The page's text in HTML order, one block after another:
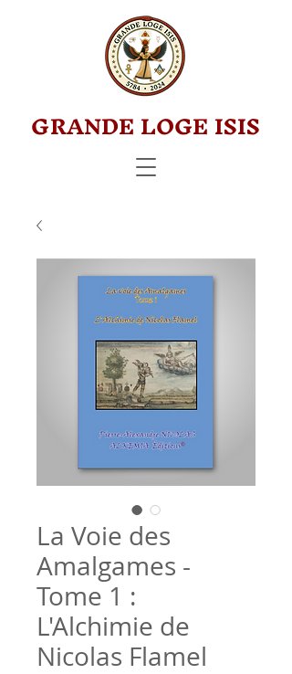
GRANDE LOGE ISIS
La Voie des
Amalgames -
Tome 1 :
L'Alchimie de
Nicolas Flamel